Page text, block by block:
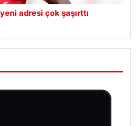
adresi çok şaşırttı